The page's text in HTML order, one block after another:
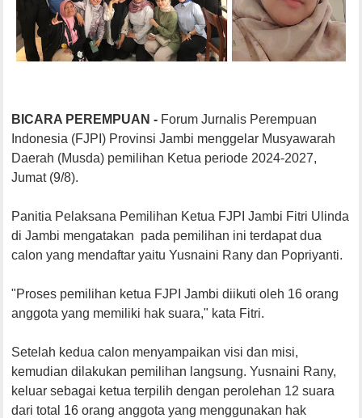
BICARA PEREMPUAN - Forum Jurnalis Perempuan
Indonesia (FJPI) Provinsi Jambi menggelar Musyawarah
Daerah (Musda) pemilihan Ketua periode 2024-2027,
Jumat (9/8).
Panitia Pelaksana Pemilihan Ketua FJPI Jambi Fitri Ulinda
di Jambi mengatakan pada pemilihan ini terdapat dua
calon yang mendaftar yaitu Yusnaini Rany dan Popriyanti.
"Proses pemilihan ketua FJPI Jambi diikuti oleh 16 orang
anggota yang memiliki hak suara," kata Fitri.
Setelah kedua calon menyampaikan visi dan misi,
kemudian dilakukan pemilihan langsung. Yusnaini Rany,
keluar sebagai ketua terpilih dengan perolehan 12 suara
dari total 16 orang anggota yang menggunakan hak